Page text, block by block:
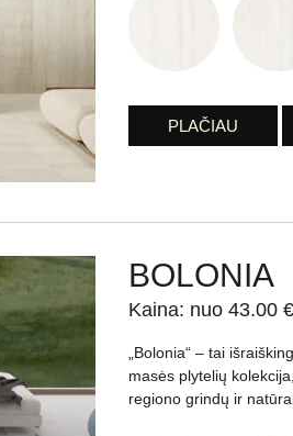
PLAČIAU
BOLONIA
Kaina: nuo 43.00
„Bolonia“ – tai
masės plytelių
regiono grindų ir